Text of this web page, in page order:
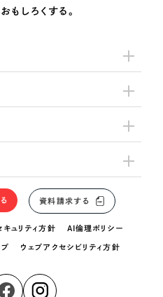
もしろくする。
資料請求する
ュリティ方針 AI倫理ポリシー
プ ウェブアクセシビリティ方針